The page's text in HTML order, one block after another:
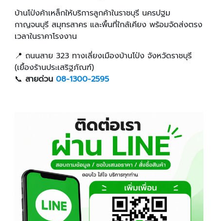
บ้านโป่งค้าเหล็กให้บริการลูกค้าในราชบุรี นครปฐม
กาญจนบุรี สมุทรสาคร และพื้นที่ใกล้เคียง พร้อมจัดส่งตรง
เวลาในราคาโรงงาน
📍 ถนนสาย 323 ทางเลี่ยงเมืองบ้านโป่ง จังหวัดราชบุรี
(เยื้องร้านประเสริฐภัณฑ์)
📞 สายด่วน 08-1300-2595